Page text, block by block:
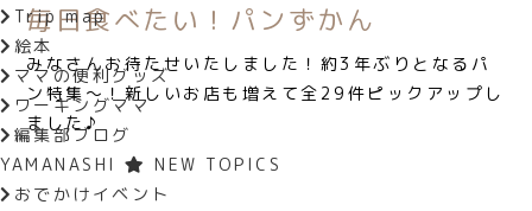
Trip map
絵本
ママの便利グッズ
ワーキングママ
編集部ブログ
YAMANASHI
NEW TOPICS
おでかけイベント
毎日食べたい！パンずかん
みなさんお待たせいたしました！約3年ぶりとなるパ
ン特集～！新しいお店も増えて全29件ピックアップし
ました♪